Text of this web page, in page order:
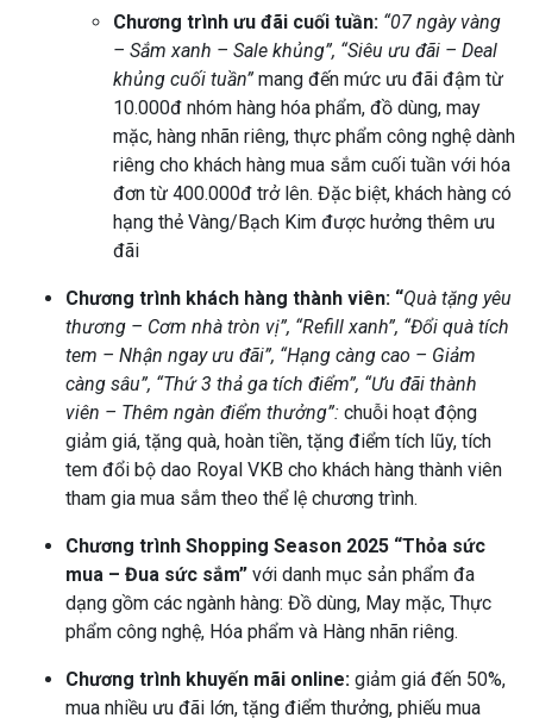
Chương trình ưu đãi cuối tuần: “07 ngày vàng
– Sắm xanh – Sale khủng”, “Siêu ưu đãi – Deal
khủng cuối tuần” mang đến mức ưu đãi đậm từ
10.000đ nhóm hàng hóa phẩm, đồ dùng, may
mặc, hàng nhãn riêng, thực phẩm công nghệ dành
riêng cho khách hàng mua sắm cuối tuần với hóa
đơn từ 400.000đ trở lên. Đặc biệt, khách hàng có
hạng thẻ Vàng/Bạch Kim được hưởng thêm ưu
đãi
Chương trình khách hàng thành viên: “Quà tặng yêu
thương – Cơm nhà tròn vị”, “Refill xanh”, “Đổi quà tích
tem – Nhận ngay ưu đãi”, “Hạng càng cao – Giảm
càng sâu”, “Thứ 3 thả ga tích điểm”, “Ưu đãi thành
viên – Thêm ngàn điểm thưởng”: chuỗi hoạt động
giảm giá, tặng quà, hoàn tiền, tặng điểm tích lũy, tích
tem đổi bộ dao Royal VKB cho khách hàng thành viên
tham gia mua sắm theo thể lệ chương trình.
Chương trình Shopping Season 2025 “Thỏa sức
mua – Đua sức sắm” với danh mục sản phẩm đa
dạng gồm các ngành hàng: Đồ dùng, May mặc, Thực
phẩm công nghệ, Hóa phẩm và Hàng nhãn riêng.
Chương trình khuyến mãi online: giảm giá đến 50%,
mua nhiều ưu đãi lớn, tặng điểm thưởng, phiếu mua